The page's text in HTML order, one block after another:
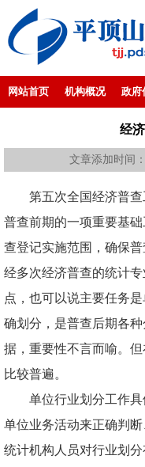
网站首页 机构概况 政府
经
文章添加时间
第五次全国经济普
普查前期的一项重要基
查登记实施范围，确保
经多次经济普查的统计
点，也可以说主要任务
确划分，是普查后期各
据，重要性不言而喻。
比较普遍。
单位行业划分工作
单位业务活动来正确判
统计机构人员对行业划